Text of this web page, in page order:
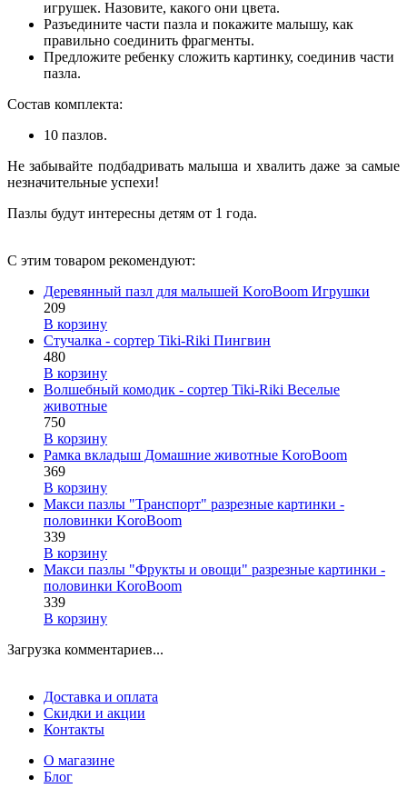
игрушек. Назовите, какого они цвета.
Разъедините части пазла и покажите малышу, как
правильно соединить фрагменты.
Предложите ребенку сложить картинку, соединив части
пазла.
Состав комплекта:
10 пазлов.
Не забывайте подбадривать малыша и хвалить даже за самые
незначительные успехи!
Пазлы будут интересны детям от 1 года.
С этим товаром рекомендуют:
Деревянный пазл для малышей KoroBoom Игрушки
209
В корзину
Cтучалка - сортер Tiki-Riki Пингвин
480
В корзину
Волшебный комодик - сортер Tiki-Riki Веселые
животные
750
В корзину
Рамка вкладыш Домашние животные KoroBoom
369
В корзину
Макси пазлы "Транспорт" разрезные картинки -
половинки KoroBoom
339
В корзину
Макси пазлы "Фрукты и овощи" разрезные картинки -
половинки KoroBoom
339
В корзину
Загрузка комментариев...
Доставка и оплата
Скидки и акции
Контакты
О магазине
Блог